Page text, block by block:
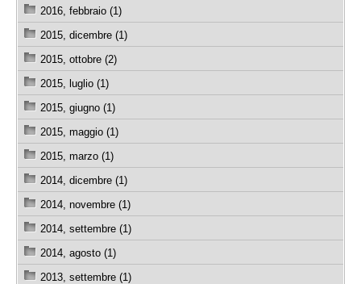
2016, febbraio (1)
2015, dicembre (1)
2015, ottobre (2)
2015, luglio (1)
2015, giugno (1)
2015, maggio (1)
2015, marzo (1)
2014, dicembre (1)
2014, novembre (1)
2014, settembre (1)
2014, agosto (1)
2013, settembre (1)